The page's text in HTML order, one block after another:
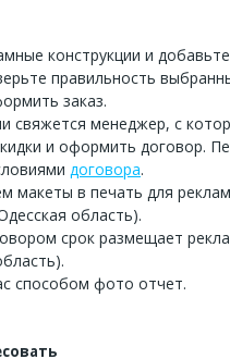
конструкции и добавьте
правильность
заказ.
свяжется менеджер, с
и оформить договор.
договора.
макеты в печать для
область).
срок размещает
способом фото отчет.